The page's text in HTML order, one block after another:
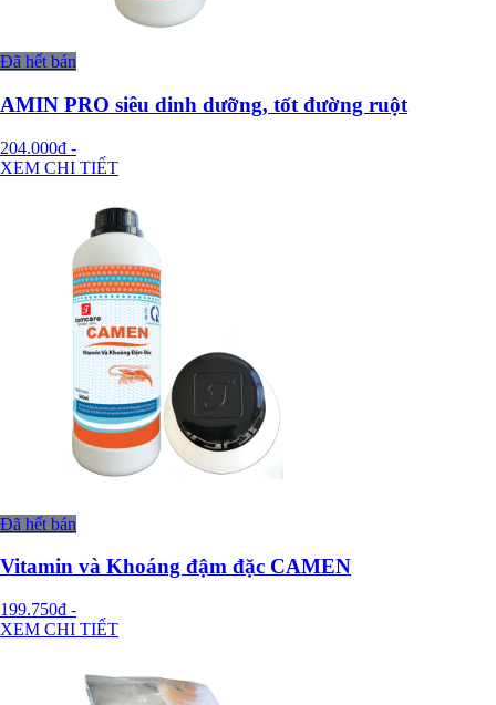
Đã hết bán
AMIN PRO siêu dinh dưỡng, tốt đường ruột
204.000đ -
XEM CHI TIẾT
Đã hết bán
Vitamin và Khoáng đậm đặc CAMEN
199.750đ -
XEM CHI TIẾT